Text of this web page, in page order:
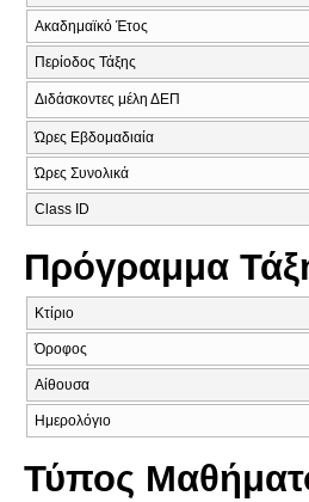
Ακαδημαϊκό Έτος
Περίοδος Τάξης
Διδάσκοντες μέλη ΔΕΠ
Ώρες Εβδομαδιαία
Ώρες Συνολικά
Class ID
Πρόγραμμα
Κτίριο
Όροφος
Αίθουσα
Ημερολόγιο
Τύπος